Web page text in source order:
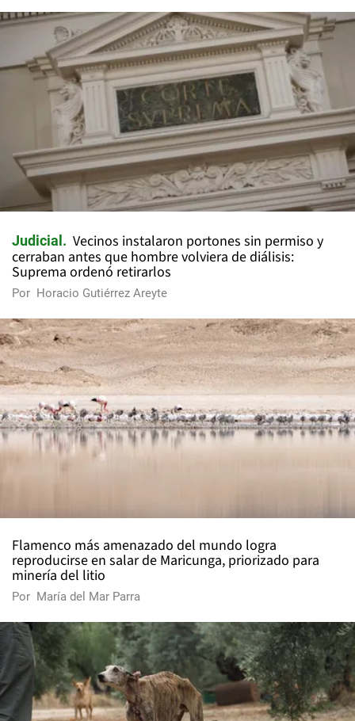
Judicial
Vecinos instalaron portones sin permiso y
cerraban antes que hombre volviera de diálisis:
Suprema ordenó retirarlos
Por Horacio Gutiérrez Areyte
Flamenco más amenazado del mundo logra
reproducirse en salar de Maricunga, priorizado para
minería del litio
Por María del Mar Parra